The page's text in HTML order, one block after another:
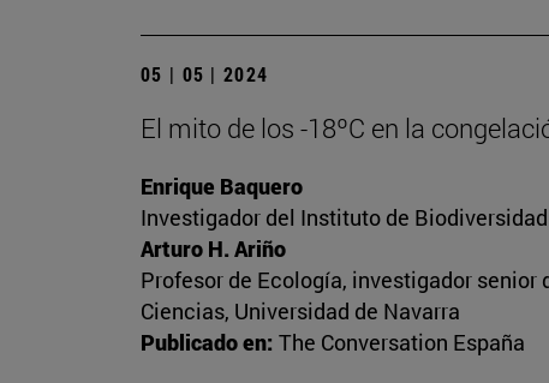
05 | 05 | 2024
El mito de los -18ºC en la
Enrique Baquero
Investigador del Instituto de
Arturo H. Ariño
Profesor de Ecología, investigador
Ciencias, Universidad de Navarra
Publicado en: The Conversation España